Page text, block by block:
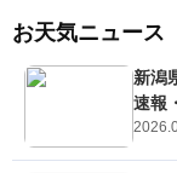
お天気ニュース
新潟
速報